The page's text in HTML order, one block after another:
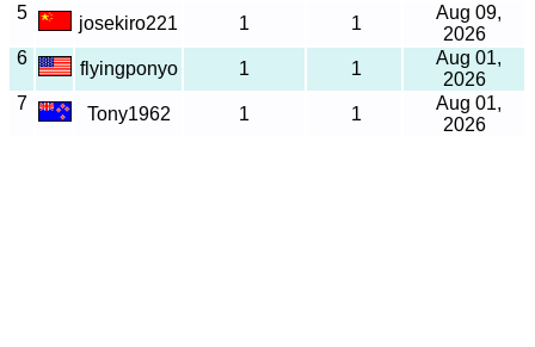
5
josekiro221 1 1
Aug 09,
2026
6
flyingponyo 1 1
Aug 01,
2026
7
Tony1962 1 1
Aug 01,
2026